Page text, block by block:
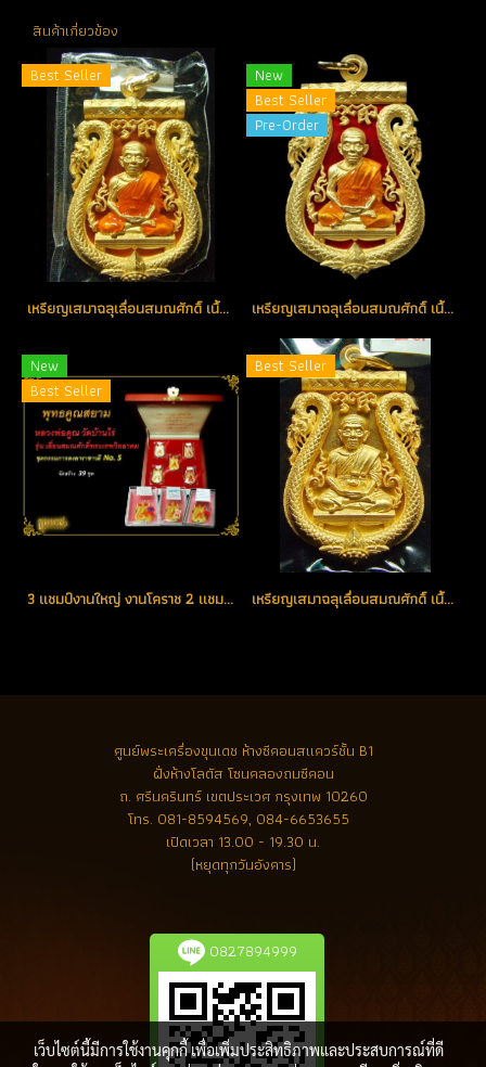
สินค้าเกี่ยวข้อง
Best Seller
เหรียญเสมาฉลุเลื่อนสมณศักดิ์ เนื้อทองคำลงยาสีมชมพู No.29 โค้ดพิเศษ "ว" สร้างน้อย หายาก (ขายแล้ว)
New
Best Seller
Pre-Order
เหรียญเสมาฉลุเลื่อนสมณศักดิ์ เนื้อทองคำลงยาสีแดง (โทรถาม)
New
Best Seller
3 แชมป์งานใหญ่ งานโคราช 2 แชมป์ และงานเมืองทองธานี อีก 1 แชมป์ ชุดทองคำกรรมการลงยาราชาวดี ปี 2553 (โทรถาม)
Best Seller
เหรียญเสมาฉลุเลื่อนสมณศักดิ์ เนื้อทองคำ No.23 หลวงพ่อคูณ วัดบ้านไร่ ปี 2553 (ขายแล้ว)
ศูนย์พระเครื่องขุนเดช ห้างซีคอนสแควร์ชั้น B1
ฝั่งห้างโลตัส โซนคลองถมซีคอน
ถ. ศรีนครินทร์ เขตประเวศ กรุงเทพ 10260
โทร. 081-8594569, 084-6653655
เปิดเวลา 13.00 - 19.30 น.
(หยุดทุกวันอังคาร)
0827894999
เว็บไซต์นี้มีการใช้งานคุกกี้ เพื่อเพิ่มประสิทธิภาพและประสบการณ์ที่ดี